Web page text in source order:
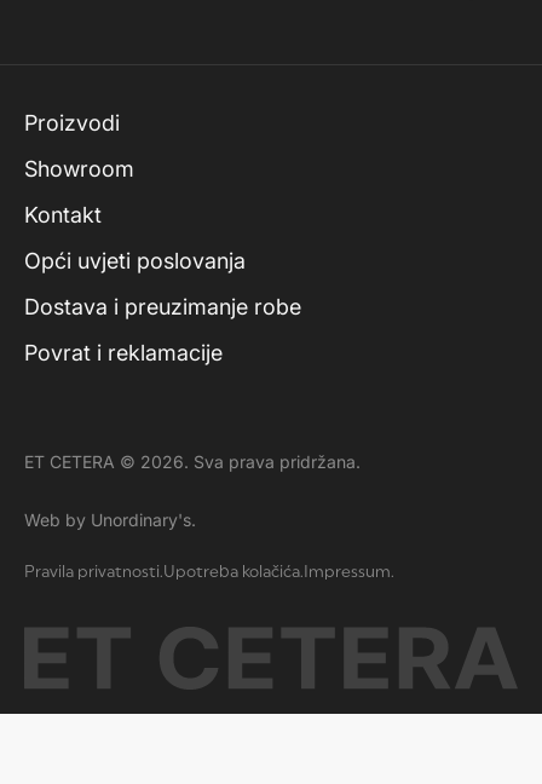
Proizvodi
Showroom
Kontakt
Opći uvjeti poslovanja
Dostava i preuzimanje robe
Povrat i reklamacije
ET CETERA © 2026. Sva prava pridržana.
Web by Unordinary's.
Pravila privatnosti.Upotreba kolačića. Impressum.